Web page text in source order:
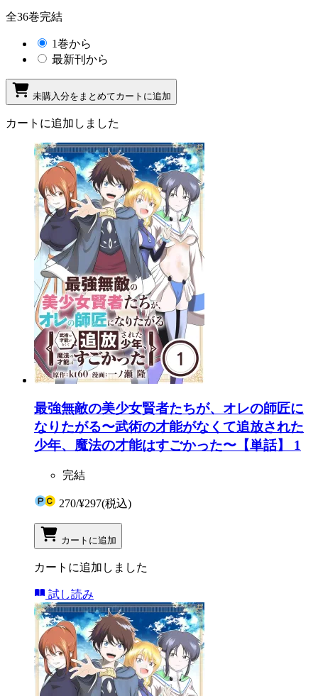
全36巻完結
1巻から
最新刊から
未購入分をまとめてカートに追加
カートに追加しました
最強無敵の美少女賢者たちが、オレの師匠に
なりたがる〜武術の才能がなくて追放された
少年、魔法の才能はすごかった〜【単話】 1
完結
270/¥297(税込)
カートに追加
カートに追加しました
試し読み